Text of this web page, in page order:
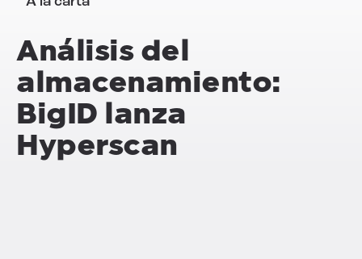
Análisis del
almacenamiento:
BigID lanza
Hyperscan